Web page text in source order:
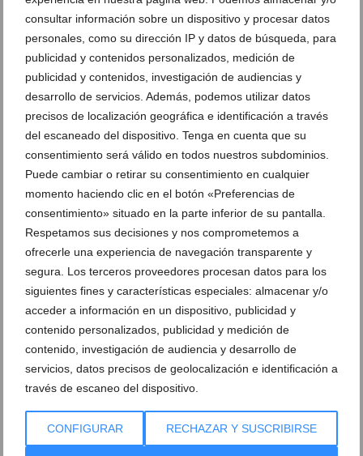
consultar información sobre un dispositivo y procesar datos
personales, como su dirección IP y datos de búsqueda, para
publicidad y contenidos personalizados, medición de
publicidad y contenidos, investigación de audiencias y
desarrollo de servicios. Además, podemos utilizar datos
precisos de localización geográfica e identificación a través
del escaneado del dispositivo. Tenga en cuenta que su
consentimiento será válido en todos nuestros subdominios.
Puede cambiar o retirar su consentimiento en cualquier
momento haciendo clic en el botón «Preferencias de
consentimiento» situado en la parte inferior de su pantalla.
Respetamos sus decisiones y nos comprometemos a
ofrecerle una experiencia de navegación transparente y
segura. Los terceros proveedores procesan datos para los
siguientes fines y características especiales: almacenar y/o
acceder a información en un dispositivo, publicidad y
contenido personalizados, publicidad y medición de
contenido, investigación de audiencia y desarrollo de
servicios, datos precisos de geolocalización e identificación a
través de escaneo del dispositivo.
CONFIGURAR RECHAZAR Y SUSCRIBIRSE
Disfraz en grupo en el desfile de Carnaval
DEJA UN COMENTARIO